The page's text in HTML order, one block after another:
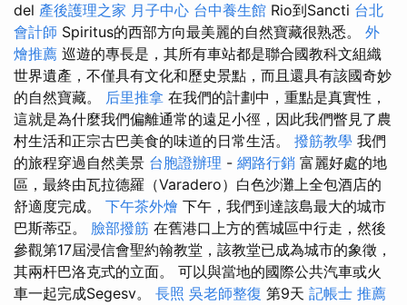
del 產後護理之家 月子中心 台中養生館 Rio到Sancti 台北
會計師 Spiritus的西部方向最美麗的自然寶藏很熟悉。 外
燴推薦 巡遊的專長是，其所有車站都是聯合國教科文組織
世界遺產，不僅具有文化和歷史景點，而且還具有該國奇妙
的自然寶藏。 后里推拿 在我們的計劃中，重點是真實性，
這就是為什麼我們偏離通常的遠足小徑，因此我們瞥見了農
村生活和正宗古巴美食的味道的日常生活。 撥筋教學 我們
的旅程穿過自然美景 台胞證辦理 - 網路行銷 富麗好處的地
區，最終由瓦拉德羅（Varadero）白色沙灘上全包酒店的
舒適度完成。 下午茶外燴 下午，我們到達該島最大的城市
巴斯蒂亞。 臉部撥筋 在舊港口上方的舊城區中行走，然後
參觀第17屆浸信會聖約翰教堂，該教堂已成為城市的象徵，
其兩杆巴洛克式的立面。 可以與當地的國際公共汽車或火
車一起完成Segesv。 長照 吳老師整復 第9天 記帳士 推薦